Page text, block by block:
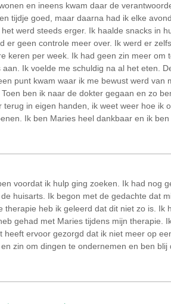
en ineens kwam daar de
tijdje goed, maar daarna had ik elke
werd steeds erger. Ik haalde snacks in
er geen controle meer over. Ik werd er
keren per week. Ik had geen zin meer om
Ik voelde me schuldig na al het eten.
punt kwam waar ik me bewust werd van
ben ik naar de dokter gegaan en zo
in eigen handen, ik weet weer hoe ik
Ik ben Maries heel dankbaar en ik
voordat ik hulp ging zoeken. Ik had nog
huisarts. Ik begon met de gedachte dat
therapie heb ik geleerd dat dit niet zo is. Ik
gehad met Maries tijdens mijn therapie.
ervoor gezorgd dat ik niet meer op
zin om dingen te ondernemen en ben